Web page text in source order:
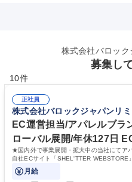
株式会社バロック
募集し
10件
正社員
株式会社バロックジャパンリ
EC運営担当/アパレルブラ
ローバル展開/年休127日
★国内外で事業展開・拡大中の当社にてア
自社ECサイト「SHEL'TTER WEBSTORE
サイトの運用に関わる業務をお任せします。
月給